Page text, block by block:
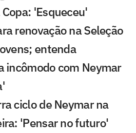
'Esqueceu'
renovação na Seleção
entenda
incômodo com Neymar
ciclo de Neymar na
'Pensar no futuro'